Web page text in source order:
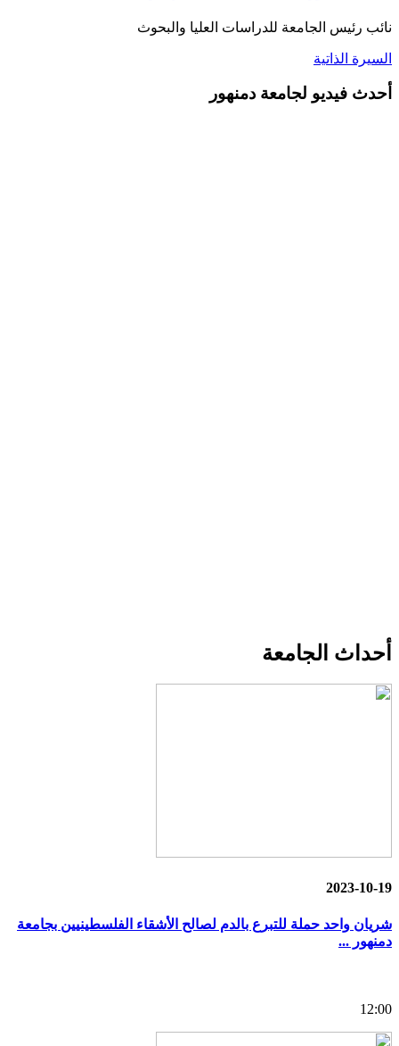
نائب رئيس الجامعة للدراسات العليا والبحوث
السيرة الذاتية
أحدث فيديو لجامعة دمنهور
أحداث الجامعة
2023-10-19
شريان واحد حملة للتبرع بالدم لصالح الأشقاء الفلسطينيين بجامعة
دمنهور ...
12:00